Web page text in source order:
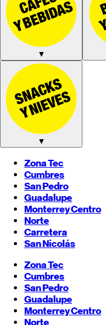
▼
▼
Zona Tec
Cumbres
San Pedro
Guadalupe
MonterreyCentro
Norte
Carretera
San Nicolás
Zona Tec
Cumbres
San Pedro
Guadalupe
MonterreyCentro
Norte